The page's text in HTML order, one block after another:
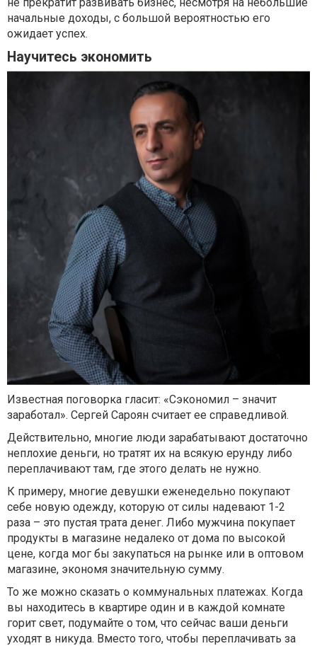
начальные доходы, с большой вероятностью его
ожидает успех.
Научитесь экономить
Известная поговорка гласит: «Сэкономил – значит
заработал». Сергей Сароян считает ее справедливой.
Действительно, многие люди зарабатывают достаточно
неплохие деньги, но тратят их на всякую ерунду либо
переплачивают там, где этого делать не нужно.
К примеру, многие девушки еженедельно покупают
себе новую одежду, которую от силы надевают 1-2
раза – это пустая трата денег. Либо мужчина покупает
продукты в магазине недалеко от дома по высокой
цене, когда мог бы закупаться на рынке или в оптовом
магазине, экономя значительную сумму.
То же можно сказать о коммунальных платежах. Когда
вы находитесь в квартире один и в каждой комнате
горит свет, подумайте о том, что сейчас ваши деньги
уходят в никуда. Вместо того, чтобы переплачивать за